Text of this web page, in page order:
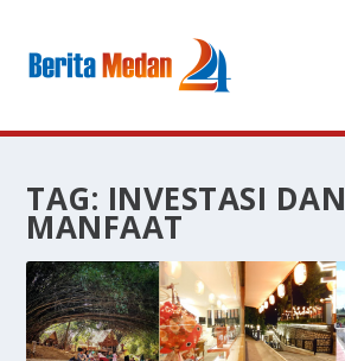
TAG: INVESTASI DAN
MANFAAT